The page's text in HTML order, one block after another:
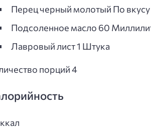
Перец черный молотый По вкусу
Подсоленное масло 60
Лавровый лист 1 Штука
порций 4